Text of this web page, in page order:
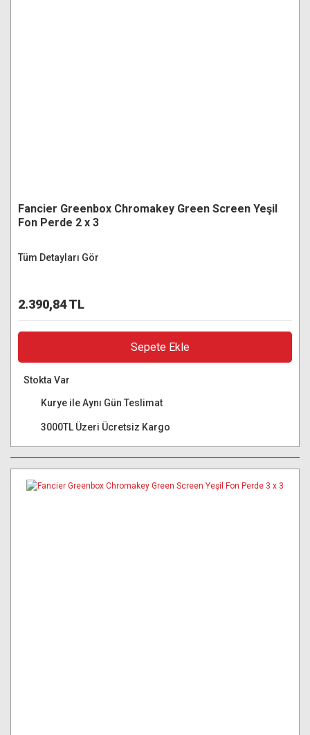
Fancier Greenbox Chromakey Green Screen Yeşil
Fon Perde 2 x 3
Tüm Detayları Gör
2.390,84 TL
Sepete Ekle
Stokta Var
Kurye ile Aynı Gün Teslimat
3000TL Üzeri Ücretsiz Kargo